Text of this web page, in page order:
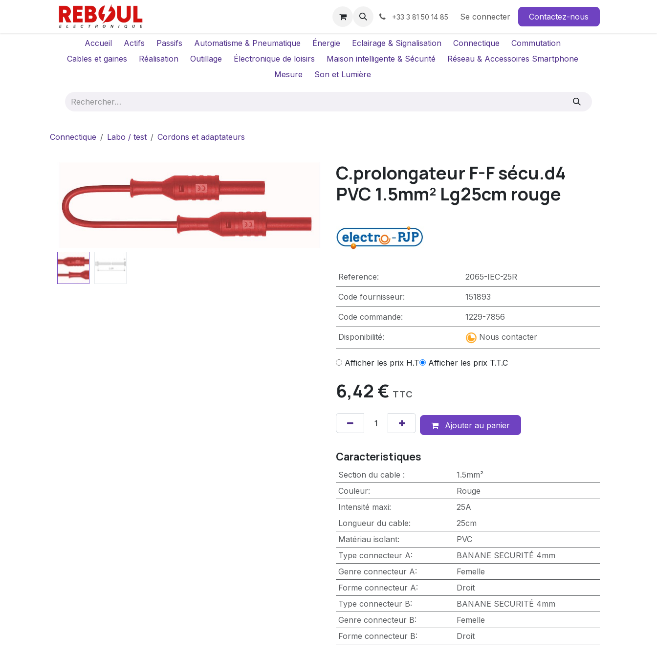
Se rendre au contenu
Location Caméras +33 3 81 50 14 85 Se connecter Contactez-nous
Accueil Actifs Passifs Automatisme & Pneumatique Énergie Eclairage & Signalisation Connectique
Commutation
Cables et gaines
Réalisation Outillage Électronique de loisirs Maison intelligente & Sécurité
Réseau & Accessoires Smartphone
Mesure
Son et Lumière
Connectique Labo / test Cordons et adaptateurs
C.prolongateur F-F sécu.d4
PVC 1.5mm² Lg25cm rouge
Reference: 2065-IEC-25R
Code fournisseur: 151893
Code commande: 1229-7856
Disponibilité: Nous contacter
Afficher les prix H.T Afficher les prix T.T.C
6,42 € TTC
Ajouter au panier
Caracteristiques
Section du cable :
1.5mm²
Couleur:
Rouge
Intensité maxi:
25A
Longueur du cable:
25cm
Matériau isolant:
PVC
Type connecteur A:
BANANE SECURITÉ 4mm
Genre connecteur A:
Femelle
Forme connecteur A:
Droit
Type connecteur B:
BANANE SECURITÉ 4mm
Genre connecteur B:
Femelle
Forme connecteur B: Droit